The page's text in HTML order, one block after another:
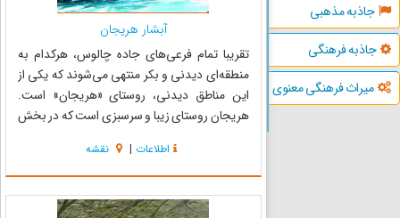
جاذبه مذهبی
جاذبه فرهنگی
میراث فرهنگی معنوی
آبشار هریجان
تقریبا تمام فرعی‌های جاده چالوس، هرکدام به
منطقه‌ای دیدنی و بکر منتهی می‌شوند که یکی از
این مناطق دیدنی، روستای «هریجان» است.
هریجان روستای زیبا و سرسبزی است که در بخش
یکی از مناطق خوش آب و هوای منطقه کلاردشت
است که پایتخت نشینان با چند ساعت...
اطلاعات | نقشه